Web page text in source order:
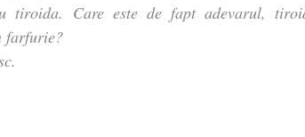
tiroida. Care este de fapt adevarul,
farfurie?